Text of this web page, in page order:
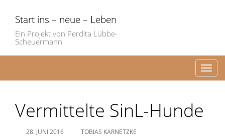
Start ins – neue – Leben
Ein Projekt von Perdita Lübbe-
Scheuermann
Vermittelte SinL-Hunde
28. JUNI 2016 TOBIAS KARNETZKE